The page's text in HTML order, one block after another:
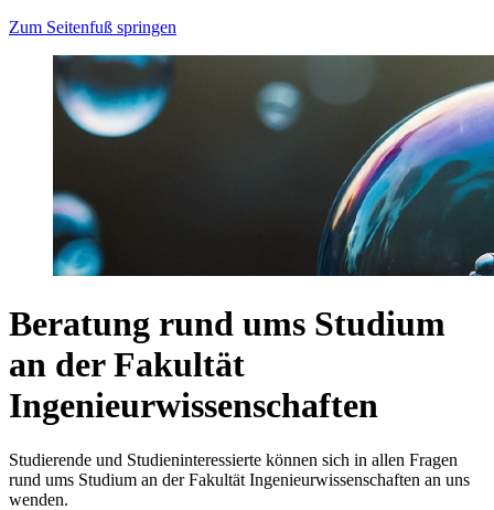
Zum Seitenfuß springen
Beratung rund ums Studium
an der Fakultät
Ingenieurwissenschaften
Studierende und Studieninteressierte können sich in allen Fragen
rund ums Studium an der Fakultät Ingenieurwissenschaften an uns
wenden.